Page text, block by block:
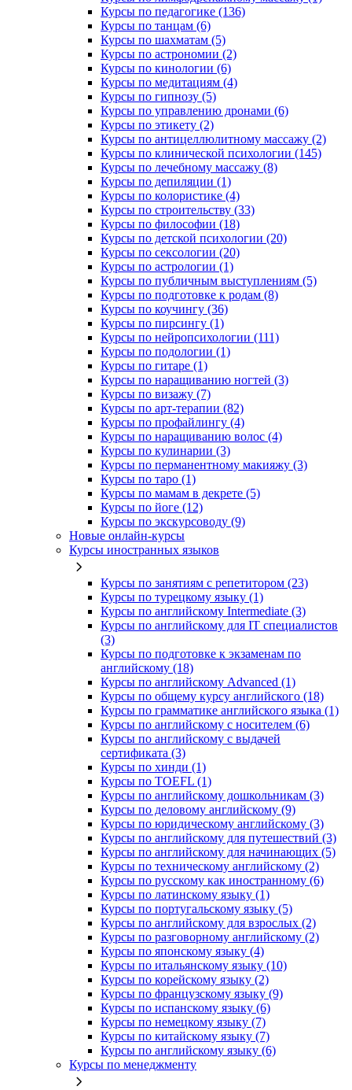
Курсы по педагогике (136)
Курсы по танцам (6)
Курсы по шахматам (5)
Курсы по астрономии (2)
Курсы по кинологии (6)
Курсы по медитациям (4)
Курсы по гипнозу (5)
Курсы по управлению дронами (6)
Курсы по этикету (2)
Курсы по антицеллюлитному массажу (2)
Курсы по клинической психологии (145)
Курсы по лечебному массажу (8)
Курсы по депиляции (1)
Курсы по колористике (4)
Курсы по строительству (33)
Курсы по философии (18)
Курсы по детской психологии (20)
Курсы по сексологии (20)
Курсы по астрологии (1)
Курсы по публичным выступлениям (5)
Курсы по подготовке к родам (8)
Курсы по коучингу (36)
Курсы по пирсингу (1)
Курсы по нейропсихологии (111)
Курсы по подологии (1)
Курсы по гитаре (1)
Курсы по наращиванию ногтей (3)
Курсы по визажу (7)
Курсы по арт-терапии (82)
Курсы по профайлингу (4)
Курсы по наращиванию волос (4)
Курсы по кулинарии (3)
Курсы по перманентному макияжу (3)
Курсы по таро (1)
Курсы по мамам в декрете (5)
Курсы по йоге (12)
Курсы по экскурсоводу (9)
Новые онлайн‑курсы
Курсы иностранных языков
Курсы по занятиям с репетитором (23)
Курсы по турецкому языку (1)
Курсы по английскому Intermediate (3)
Курсы по английскому для IT специалистов
(3)
Курсы по подготовке к экзаменам по
английскому (18)
Курсы по английскому Advanced (1)
Курсы по общему курсу английского (18)
Курсы по грамматике английского языка (1)
Курсы по английскому с носителем (6)
Курсы по английскому с выдачей
сертификата (3)
Курсы по хинди (1)
Курсы по TOEFL (1)
Курсы по английскому дошкольникам (3)
Курсы по деловому английскому (9)
Курсы по юридическому английскому (3)
Курсы по английскому для путешествий (3)
Курсы по английскому для начинающих (5)
Курсы по техническому английскому (2)
Курсы по русскому как иностранному (6)
Курсы по латинскому языку (1)
Курсы по португальскому языку (5)
Курсы по английскому для взрослых (2)
Курсы по разговорному английскому (2)
Курсы по японскому языку (4)
Курсы по итальянскому языку (10)
Курсы по корейскому языку (2)
Курсы по французскому языку (9)
Курсы по испанскому языку (6)
Курсы по немецкому языку (7)
Курсы по китайскому языку (7)
Курсы по английскому языку (6)
Курсы по менеджменту